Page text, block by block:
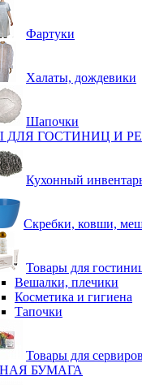
Фартуки
Халаты, дождевики
Шапочки
ДЛЯ ГОСТИНИЦ И
Кухонный
Скребки, ковши,
Товары для
Вешалки, плечики
Косметика и гигиена
Тапочки
Товары для
БУМАГА